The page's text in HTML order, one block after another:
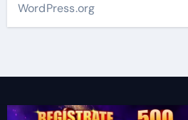
WordPress.org